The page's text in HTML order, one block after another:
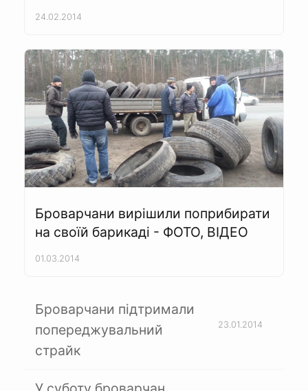
24.02.2014
Броварчани вирішили поприбирати
на своїй барикаді - ФОТО, ВІДЕО
01.03.2014
Броварчани підтримали
попереджувальний
страйк
23.01.2014